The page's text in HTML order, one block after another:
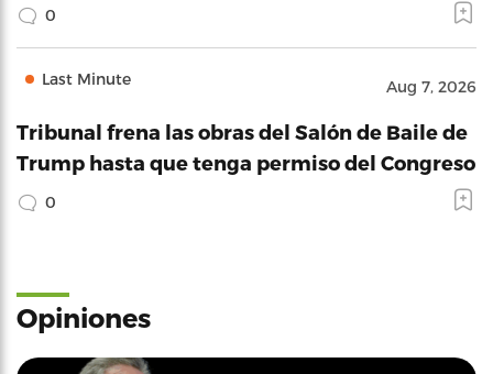
0
Last Minute Aug 7, 2026
Tribunal frena las obras del Salón de Baile de
Trump hasta que tenga permiso del Congreso
0
Opiniones